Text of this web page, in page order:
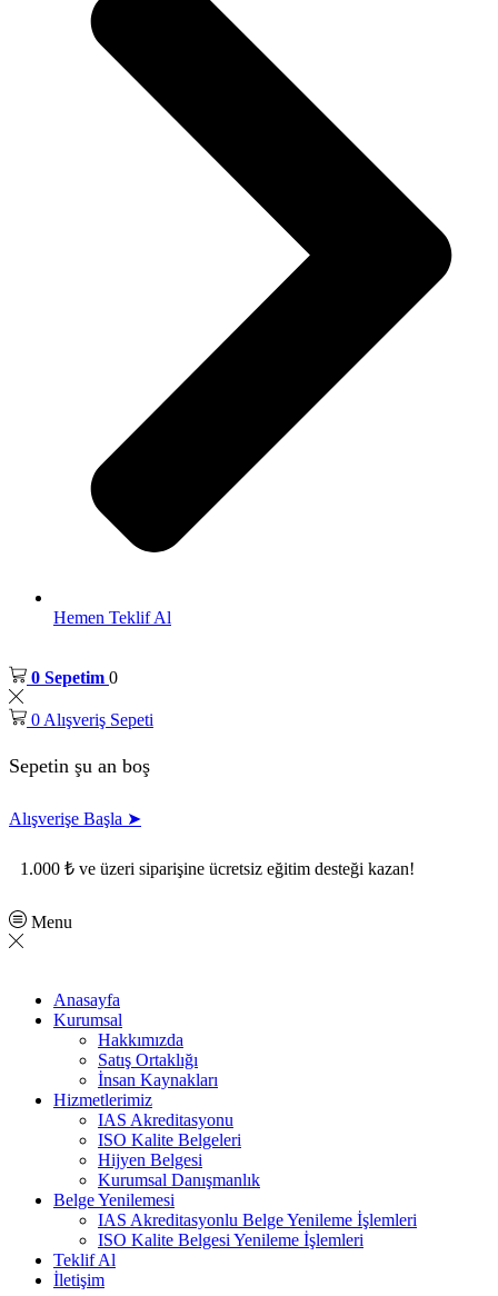
Hemen Teklif Al
0 Sepetim 0
0 Alışveriş Sepeti
Sepetin şu an boş
Alışverişe Başla ➤
1.000 ₺ ve üzeri siparişine ücretsiz eğitim desteği kazan!
Menu
Anasayfa
Kurumsal
Hakkımızda
Satış Ortaklığı
İnsan Kaynakları
Hizmetlerimiz
IAS Akreditasyonu
ISO Kalite Belgeleri
Hijyen Belgesi
Kurumsal Danışmanlık
Belge Yenilemesi
IAS Akreditasyonlu Belge Yenileme İşlemleri
ISO Kalite Belgesi Yenileme İşlemleri
Teklif Al
İletişim